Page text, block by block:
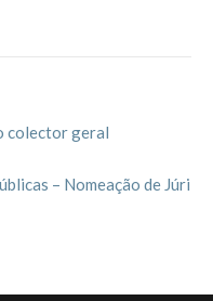
colector geral
– Nomeação de Júri